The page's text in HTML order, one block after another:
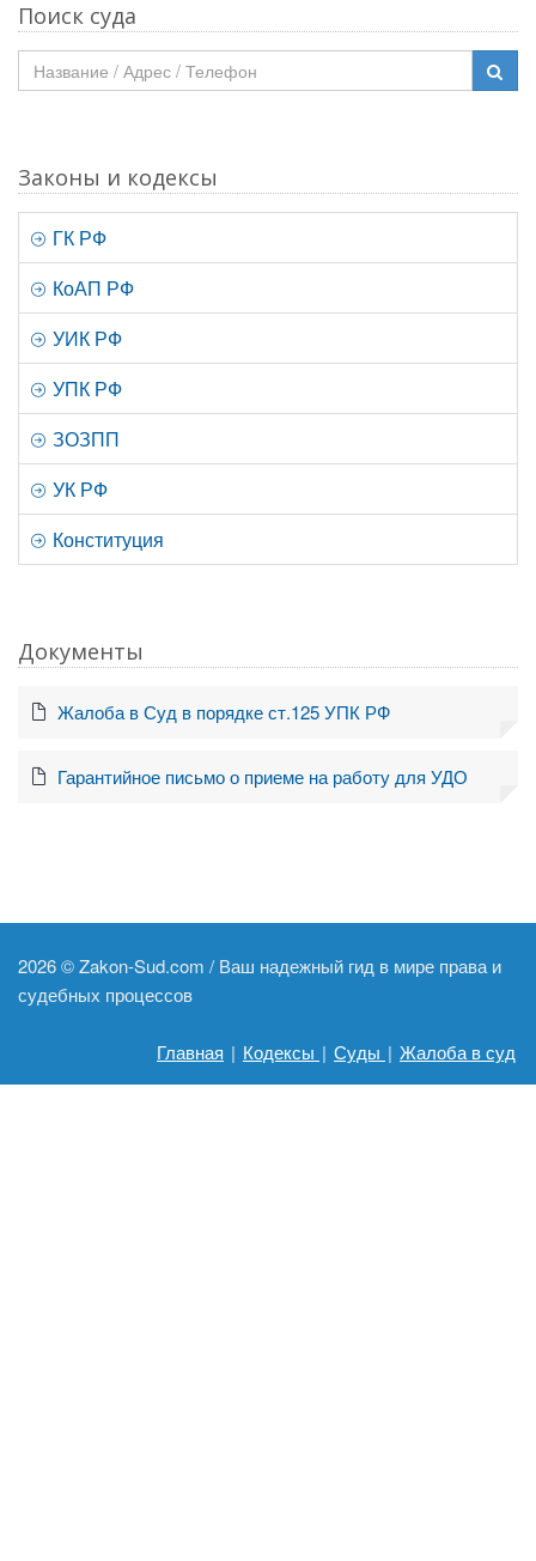
Поиск суда
Законы и кодексы
ГК РФ
КоАП РФ
УИК РФ
УПК РФ
ЗОЗПП
УК РФ
Конституция
Документы
Жалоба в Суд в порядке ст.125 УПК РФ
Гарантийное письмо о приеме на работу для УДО
2026 ©Zakon-Sud.com / Ваш надежный гид в мире права и
судебных процессов
Главная | Кодексы | Суды | Жалоба в суд